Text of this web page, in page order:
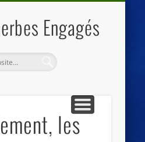
Engagés
les